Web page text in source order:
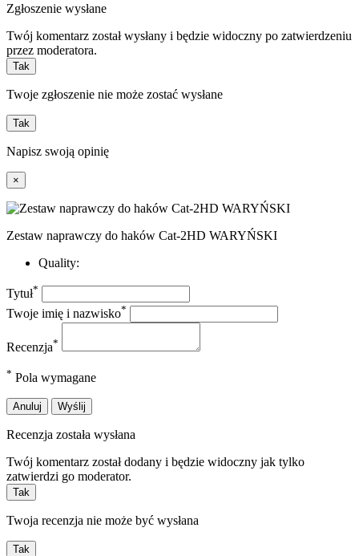
Zgłoszenie wysłane
Twój komentarz został wysłany i będzie widoczny po zatwierdzeniu
przez moderatora.
Tak
Twoje zgłoszenie nie może zostać wysłane
Tak
Napisz swoją opinię
×
Zestaw naprawczy do haków Cat-2HD WARYŃSKI
Quality:
Tytuł*
Twoje imię i nazwisko*
Recenzja*
* Pola wymagane
Anuluj Wyślij
Recenzja została wysłana
Twój komentarz został dodany i będzie widoczny jak tylko
zatwierdzi go moderator.
Tak
Twoja recenzja nie może być wysłana
Tak